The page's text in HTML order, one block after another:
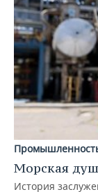
Морская
История